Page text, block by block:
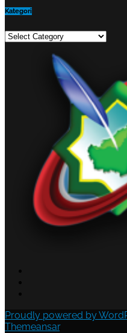
Kategori
Kategori
Proudly powered by
Themeansar.